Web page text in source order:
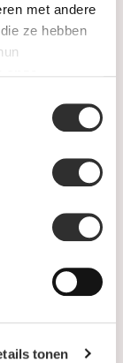
met andere
ze hebben
tonen